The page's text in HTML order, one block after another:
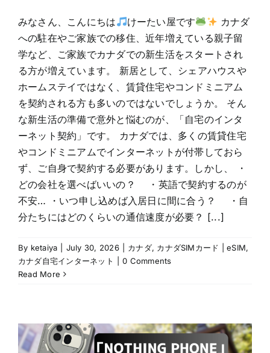
みなさん、こんにちは けーたい屋です
カナダ
への駐在やご家族での移住、近年増えている親子留
学など、ご家族でカナダでの新生活をスタートされ
る方が増えています。 新居として、シェアハウスや
ホームステイではなく、賃貸住宅やコンドミニアム
を契約される方も多いのではないでしょうか。 そん
な新生活の準備で意外と悩むのが、「自宅のインタ
ーネット契約」です。 カナダでは、多くの賃貸住宅
やコンドミニアムでインターネットが付帯しておら
ず、ご自身で契約する必要があります。しかし、 ・
どの会社を選べばいいの？ ・英語で契約するのが
不安… ・いつ申し込めば入居日に間に合う？ ・自
分たちにはどのくらいの通信速度が必要？ [...]
By ketaiya July 30, 2026 カナダ, カナダSIMカード | eSIM,
カナダ自宅インターネット
0 Comments
Read More